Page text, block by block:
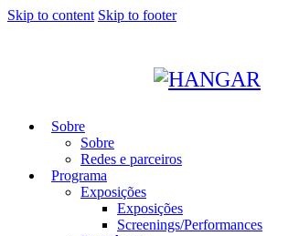
Skip to content Skip to footer
Sobre
Sobre
Redes e parceiros
Programa
Exposições
Exposições
Screenings/Performances